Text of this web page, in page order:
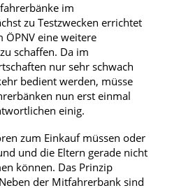
im
zu Testzwecken errichtet
ÖPNV eine weitere
schaffen. Da im
nur sehr schwach
bedient werden, müsse
nun erst einmal
einig.
zum Einkauf müssen oder
und die Eltern gerade nicht
können. Das Prinzip
der Mitfahrerbank sind